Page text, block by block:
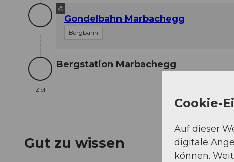
©
Gondelbahn Marbachegg
Bergbahn
Ziel
Ziel
Bergstation Marbachegg
Gut zu wissen
Cookie-
Auf dieser
digitale
können.